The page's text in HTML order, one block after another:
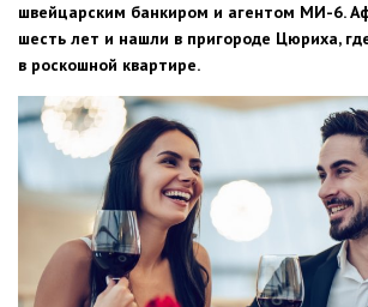
ДОМ И ЕДА
швейцарским банкиром и агентом МИ-6.
шесть лет и нашли в пригороде Цюриха,
в роскошной квартире.